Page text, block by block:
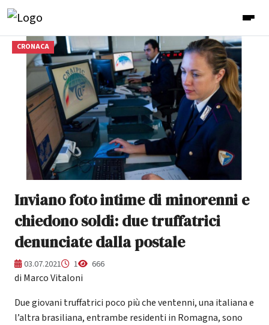
CRONACA
Inviano foto intime di minorenni e
chiedono soldi: due truffatrici
denunciate dalla postale
03.07.2021 1 666
di Marco Vitaloni
Due giovani truffatrici poco più che ventenni, una italiana e
l’altra brasiliana, entrambe residenti in Romagna, sono